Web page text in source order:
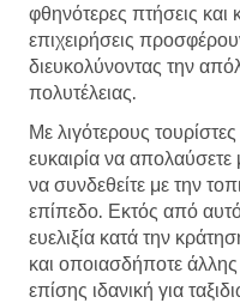
φθηνότερες πτήσεις και
επιχειρήσεις
διευκολύνοντας την
πολυτέλειας.
Με λιγότερους
ευκαιρία να απολαύσετε
να συνδεθείτε με την
επίπεδο. Εκτός από
ευελιξία κατά την
και οποιασδήποτε
επίσης ιδανική για